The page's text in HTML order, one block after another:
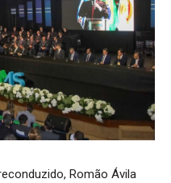
Romão Ávila